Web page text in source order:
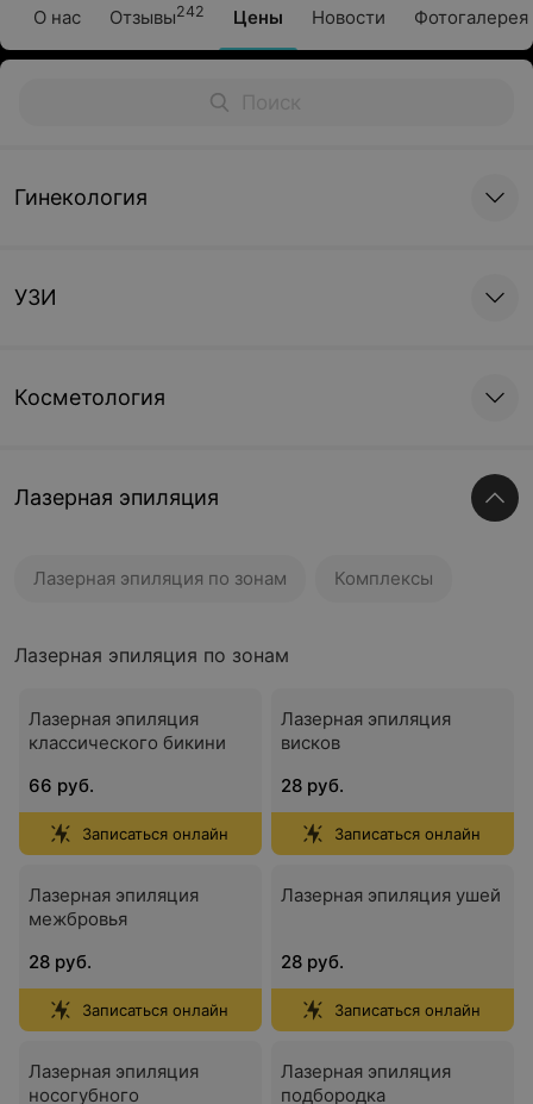
О нас Отзывы242 Цены Новости Фотогалерея
Гинекология
УЗИ
Косметология
Лазерная эпиляция
Лазерная эпиляция по зонам Комплексы
Лазерная эпиляция по зонам
Лазерная эпиляция
классического бикини
66 руб.
Записаться онлайн
Лазерная эпиляция
висков
28 руб.
Записаться онлайн
Лазерная эпиляция
межбровья
28 руб.
Записаться онлайн
Лазерная эпиляция ушей
28 руб.
Записаться онлайн
Лазерная эпиляция
носогубного
Лазерная эпиляция
подбородка